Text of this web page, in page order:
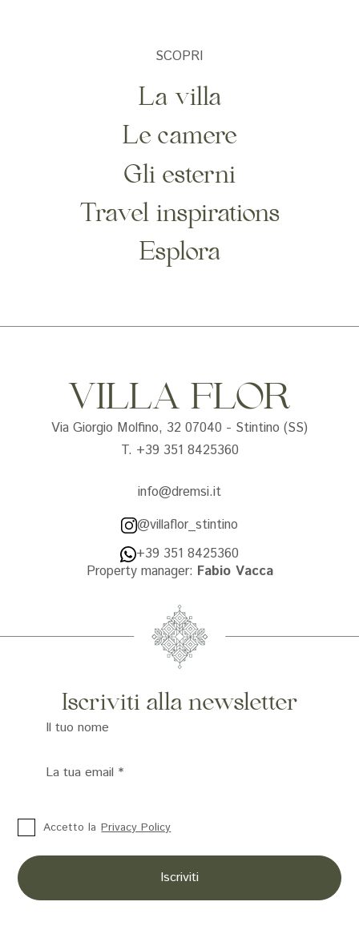
SCOPRI
La villa
Le camere
Gli esterni
Travel inspirations
Esplora
VILLA FLOR
Via Giorgio Molfino, 32 07040 - Stintino (SS)
T. +39 351 8425360
info@dremsi.it
@villaflor_stintino
+39 351 8425360
Property manager: Fabio Vacca
Iscriviti alla newsletter
Il tuo nome
La tua email *
Accetto la Privacy Policy